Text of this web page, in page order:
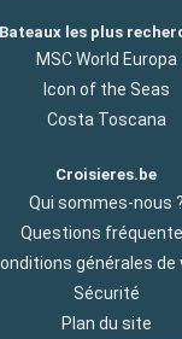
Bateaux les plus
MSC World Europa
Icon of the Seas
Costa Toscana
Croisieres.be
Qui sommes-nous ?
Questions
générales de
Sécurité
Plan du site